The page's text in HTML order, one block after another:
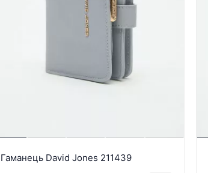
Гаманець David Jones 211439